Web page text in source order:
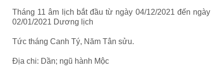
Tháng 11 âm lịch bắt đầu từ ngày 04/12/2021 đến ngày
02/01/2021 Dương lịch
Tức tháng Canh Tý, Năm Tân sửu.
Địa chi: Dần; ngũ hành Mộc